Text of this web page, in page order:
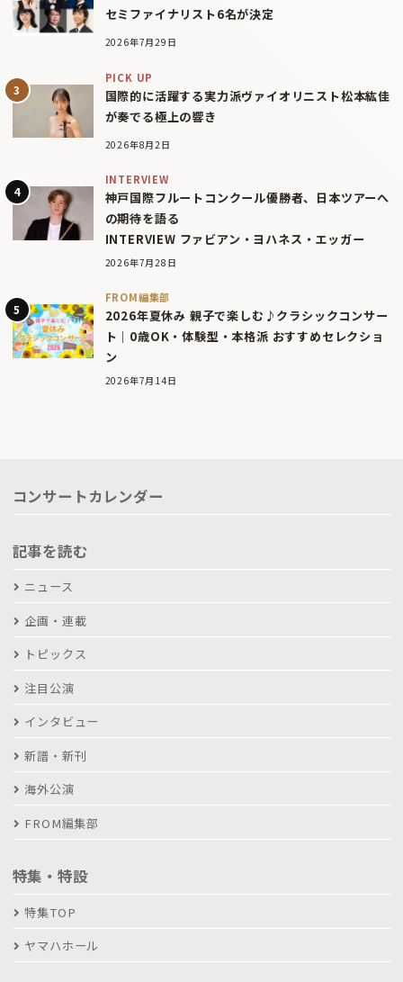
セミファイナリスト6名が決定
2026年7月29日
PICK UP
国際的に活躍する実力派ヴァイオリニスト松本紘佳
が奏でる極上の響き
2026年8月2日
INTERVIEW
神戸国際フルートコンクール優勝者、日本ツアーへ
の期待を語る
INTERVIEW ファビアン・ヨハネス・エッガー
2026年7月28日
FROM編集部
2026年夏休み 親子で楽しむ♪クラシックコンサー
ト｜0歳OK・体験型・本格派 おすすめセレクショ
ン
2026年7月14日
コンサートカレンダー
記事を読む
ニュース
企画・連載
トピックス
注目公演
インタビュー
新譜・新刊
海外公演
FROM編集部
特集・特設
特集TOP
ヤマハホール